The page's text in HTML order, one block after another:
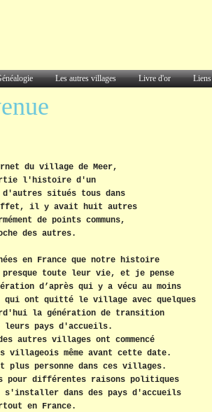
Les autres villages Livre d'or Liens
du village de Meer,
l'histoire d'un
situés tous dans
il y avait huit autres
de points communs,
des autres.
en France que notre histoire
toute leur vie, et je pense
d’après qui y a vécu au moins
ont quitté le village avec quelques
la génération de transition
pays d'accueils.
autres villages ont commencé
même avant cette date.
personne dans ces villages.
pour différentes raisons politiques
s'installer dans des pays d'accueils
en France.